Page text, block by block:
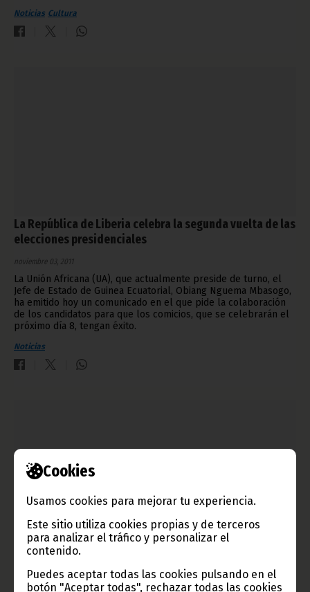
Cookies
Usamos cookies para mejorar tu experiencia.
Este sitio utiliza cookies propias y de terceros
para analizar el tráfico y personalizar el
contenido.
Puedes aceptar todas las cookies pulsando en el
botón "Aceptar todas", rechazar todas las cookies
Noticias Cultura
La República de Liberia celebra la segunda vuelta de las
elecciones presidenciales
noviembre 03, 2011
La Unión Africana (UA), que actualmente preside de turno, el
Jefe de Estado de Guinea Ecuatorial, Obiang Nguema Mbasogo,
ha emitido hoy un comunicado en el que pide la colaboración
de los candidatos para que los comicios, que se celebrarán el
próximo día 8, tengan éxito.
Noticias
Importante incendio en la ciudad de Bata
noviembre 03, 2011